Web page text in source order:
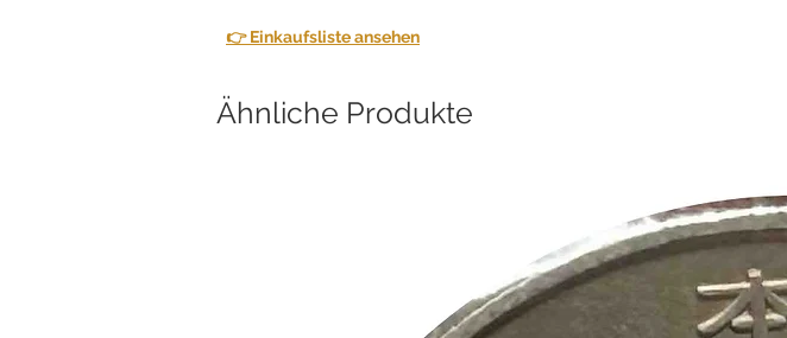
👉 Einkaufsliste ansehen
Ähnliche Produkte